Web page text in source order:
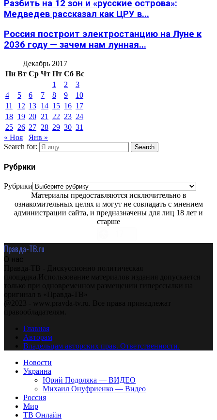
Разбить на 12 зон и «русские острова»:
Медведев рассказал как ЦРУ в...
Россия построит электростанцию на Луне к
2036 году — зачем нам лунная...
Декабрь 2017
Пн Вт Ср Чт Пт Сб Вс
1
2
3
4
5 6 7 8 9
10
11
12 13 14 15 16 17
18 19 20 21 22 23 24
25 26 27 28 29 30 31
« Ноя
Янв »
Search for:
Search
Рубрики
Рубрики
Материалы предоставляются исключительно в
ознакомительных целях и могут не совпадать с мнением
администрации сайта, и предназначены для лиц 18 лет и
старше
Правда-ТВ.ru
О нас
Правда-ТВ - Дискуссионно политическая
площадка.Использование материалов издания допускается
только при одновременном размещении гиперссылки на
оригинал в «Правда-ТВ»
@2023 - www.pravda-tv.ru. Все права принадлежат
правообладателям.
Главная
Авторам
Владельцам авторских прав. Ответственности.
Новости
Украина
Юрий Подоляка — ВИДЕО
Михаил Онуфриенко — Видео
Россия
Мир
ТВ Онлайн